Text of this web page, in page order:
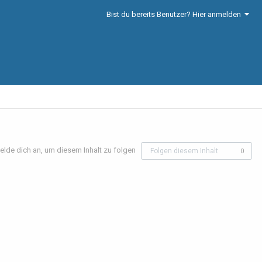
Bist du bereits Benutzer? Hier anmelden
dich an, um diesem Inhalt zu folgen Folgen diesem Inhalt 0